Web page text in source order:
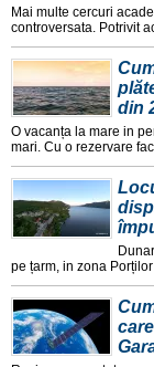
Mai multe cercuri
controversata. Potrivit
din
O vacanța la mare in
mari. Cu o rezervare
pe țarm, in zona